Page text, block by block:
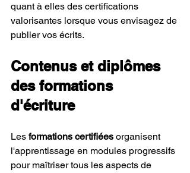
quant à elles des certifications
valorisantes lorsque vous envisagez de
publier vos écrits.
Contenus et diplômes
des formations
d'écriture
Les formations certifiées organisent
l'apprentissage en modules progressifs
pour maîtriser tous les aspects de